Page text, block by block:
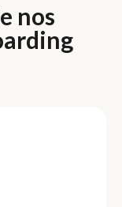
nos